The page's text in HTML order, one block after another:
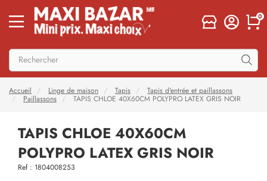
0
Accueil Linge de maison Tapis
Tapis d'entrée et paillassons
Paillassons
TAPIS CHLOE 40X60CM POLYPRO LATEX GRIS NOIR
TAPIS CHLOE 40X60CM
POLYPRO LATEX GRIS NOIR
Ref : 1804008253